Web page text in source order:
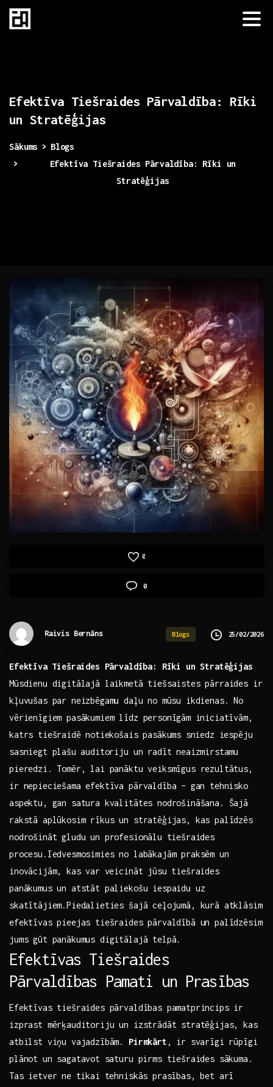
Efektīva Tiešraides Pārvaldība:
Rīki
un Stratēģijas
Sākums
Blogs
Efektīva Tiešraides Pārvaldība: Rīki un
Stratēģijas
0
0
Raivis Bernāns Blogs 25/02/2026
Efektīva ⁣Tiešraides Pārvaldība: Rīki un Stratēģijas
Mūsdienu digitālajā laikmetā tiešsaistes ​pārraides ir
kļuvušas par neizbēgamu⁢ daļu no mūsu ikdienas. No
vērienīgiem pasākumiem ‍līdz personīgām⁢ iniciatīvām,
katrs tiešraidē ⁣notiekošais pasākums ⁣sniedz ‌iespēju
sasniegt plašu ⁢auditoriju un radīt neaizmirstamu⁢
pieredzi. Tomēr, lai panāktu veiksmīgus rezultātus,
ir nepieciešama efektīva pārvaldība – ⁣gan tehnisko
aspektu, gan satura‌ kvalitātes nodrošināšana. Šajā
rakstā aplūkosim rīkus un stratēģijas, kas palīdzēs
nodrošināt gludu un profesionālu⁤ tiešraides
procesu.Iedvesmosimies no labākajām praksēm un
inovācijām, kas ⁢var veicināt jūsu tiešraides⁤
panākumus un atstāt paliekošu iespaidu uz
skatītājiem.Piedalieties šajā ceļojumā, kurā atklāsim
efektīvas pieejas ​tiešraides pārvaldībā​ un palīdzēsim
jums gūt panākumus‌ digitālajā telpā.
Efektīvas Tiešraides
Pārvaldības Pamati un Prasības
Efektīvas tiešraides pārvaldības pamatprincips ir
izprast mērķauditoriju un izstrādāt stratēģijas, kas
atbilst viņu vajadzībām. Pirmkārt ,⁤ ir svarīgi ‌rūpīgi
plānot un sagatavot ⁢saturu pirms tiešraides sākuma.
Tas ‌ietver ne⁣ tikai tehniskās prasības,‍ bet arī